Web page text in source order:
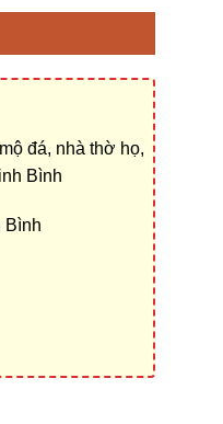
đá, nhà thờ họ,
Bình
Bình